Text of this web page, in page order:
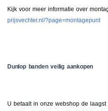
Kijk voor meer informatie over
prijsvechter.nl/?page=montagepunt
Dunlop banden veilig aankopen
U betaalt in onze webshop de